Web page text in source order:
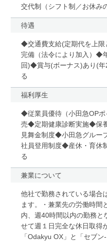
交代制（シフト制／お休み
待遇
◆交通費支給(定期代を上
完備（法令により加入）◆
回)◆賞与(ボーナス)あり(
る
福利厚生
◆従業員優待（小田急OP
売◆定期健康診断実施◆保
見舞金制度◆小田急グル
社員登用制度◆産休・育休
る
兼業について
他社で勤務されている場合
ます。・兼業先の労働時間
内、週40時間以内の勤務と
せて週１日完全な休日取
「Odakyu OX」と「セブ